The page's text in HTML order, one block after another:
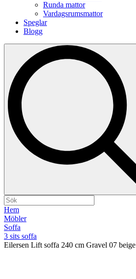
Runda mattor
Vardagsrumsmattor
Speglar
Blogg
Hem
Möbler
Soffa
3 sits soffa
Eilersen Lift soffa 240 cm Gravel 07 beige